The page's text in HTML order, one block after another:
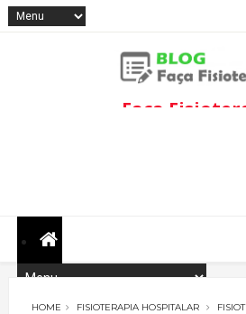
Faça
HOME FISIOTERAPIA HOSPITALAR